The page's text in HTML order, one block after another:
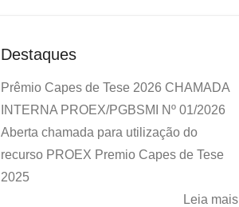
Destaques
Prêmio Capes de Tese 2026 CHAMADA
INTERNA PROEX/PGBSMI Nº 01/2026
Aberta chamada para utilização do
recurso PROEX Premio Capes de Tese
2025
Leia mais